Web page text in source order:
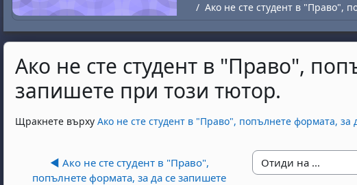
Ако не сте студент в "Право",
Ако не сте студент в "Право",
запишете при този тютор.
Изисквания за завършване
Щракнете върху Ако не сте студент в "Право", попълнете формата,
◀︎ Ако не сте студент в "Право",
попълнете формата, за да се запишете
Отиди на ...